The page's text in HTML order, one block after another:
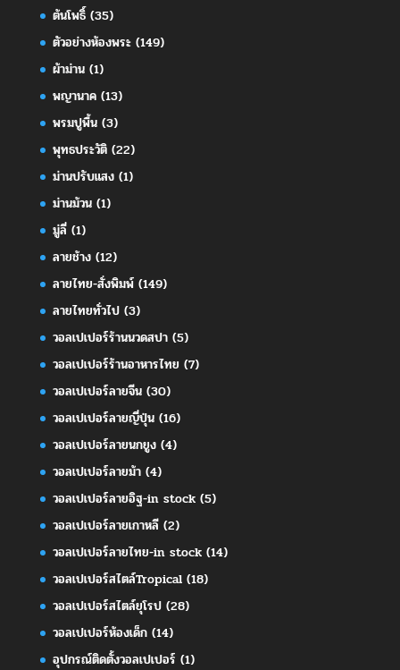
ต้นโพธิ์(35)
ตัวอย่างห้องพระ(149)
ผ้าม่าน(1)
พญานาค(13)
พรมปูพื้น(3)
พุทธประวัติ(22)
ม่านปรับแสง(1)
ม่านม้วน(1)
มู่ลี่(1)
ลายช้าง(12)
ลายไทย-สั่งพิมพ์(149)
ลายไทยทั่วไป(3)
วอลเปเปอร์ร้านนวดสปา(5)
วอลเปเปอร์ร้านอาหารไทย (7)
วอลเปเปอร์ลายจีน(30)
วอลเปเปอร์ลายญี่ปุ่น(16)
วอลเปเปอร์ลายนกยูง(4)
วอลเปเปอร์ลายม้า(4)
วอลเปเปอร์ลายอิฐ-in stock(5)
วอลเปเปอร์ลายเกาหลี(2)
วอลเปเปอร์ลายไทย-in stock(14)
วอลเปเปอร์สไตล์Tropical(18)
วอลเปเปอร์สไตล์ยุโรป(28)
วอลเปเปอร์ห้องเด็ก(14)
อุปกรณ์ติดตั้งวอลเปเปอร์ (1)